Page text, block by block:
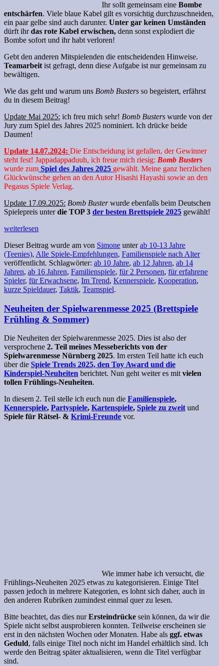
Ihr sollt gemeinsam eine Bombe
entschärfen. Viele blaue Kabel gilt es vorsichtig durchzuschneiden,
ein paar gelbe sind auch darunter. Unter gar keinen Umständen
dürft ihrdas rote Kabel erwischen, denn sonst explodiert die
Bombe sofort und ihr habt verloren!
Gebt den anderen Mitspielenden die entscheidenden Hinweise.
Teamarbeit ist gefragt, denn diese Aufgabe ist nur gemeinsam zu
bewältigen.
Wie das geht und warum uns Bomb Busters so begeistert, erfährst
du in diesem Beitrag!
Update Mai 2025: ich freu mich sehr! Bomb Busters wurde von der
Jury zum Spiel des Jahres 2025 nominiert. Ich drücke beide
Daumen!
Update 14.07.2024: Die Entscheidung ist gefallen, der Gewinner
steht fest! Jappadappaduuh, ich freue mich riesig: Bomb Busters
wurde zum Spiel des Jahres 2025 gewählt. Meine ganz herzlichen
Glückwünsche gehen an den Autor Hisashi Hayashi sowie an den
Pegasus Spiele Verlag.
Update 17.09.2025: Bomb Busterwurde ebenfalls beim Deutschen
Spielepreis unterdie TOP 3 der besten Brettspiele 2025 gewählt!
weiterlesen
Dieser Beitrag wurde am von Simone unterab 10-13 Jahre
(Teenies), Alle Spiele-Empfehlungen, Familienspiele nach Alter
veröffentlicht. Schlagwörter: ab 10 Jahre, ab 12 Jahren, ab 14
Jahren, ab 16 Jahren, Familienspiele, für 2 Personen, für erfahrene
Spieler, für Erwachsene, Im Trend, Kennerspiele, Kooperation,
kurze Spieldauer, Taktik, Teamspiel.
Neuheiten der Spielwarenmesse 2025 (Brettspiele
Frühling & Sommer)
Die Neuheiten der Spielwarenmesse 2025. Dies ist also der
versprochene 2. Teil meines Messeberichts von der
Spielwarenmesse Nürnberg 2025. Im ersten Teil hatte ich euch
über die Spiele Trends 2025, den Toy Award und die
Kinderspiel-Neuheiten berichtet. Nun geht weiter es mit vielen
tollen Frühlings-Neuheiten.
In diesem 2. Teil stelle ich euch nun die Familienspiele,
Kennerspiele, Partyspiele, Kartenspiele, Spiele zu zweit und
Spiele für Rätsel- & Krimi-Freunde vor.
Wie immer habe ich versucht, die
Frühlings-Neuheiten 2025 etwas zu kategorisieren. Einige Titel
passen jedoch in mehrere Kategorien, es lohnt sich daher, auch in
den anderen Rubriken zumindest einmal quer zu lesen.
Bitte beachtet, das dies nurErsteindrücke sein können, da wir die
Spiele nicht selbst ausprobieren konnten. Teilweise erscheinen sie
erst in den nächsten Wochen oder Monaten. Habe als ggf. etwas
Geduld, falls einige Titel noch nicht im Handel erhältlich sind. Ich
werde den Beitrag später aktualisieren, wenn die Titel verfügbar
sind.